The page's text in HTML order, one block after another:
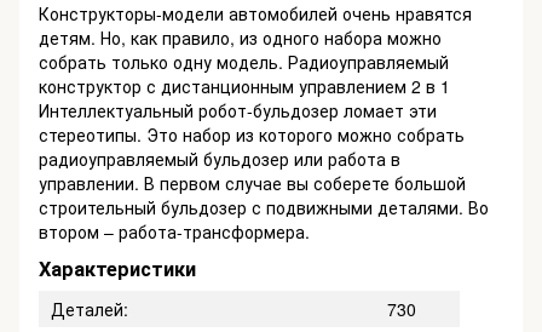
Конструкторы-модели автомобилей очень нравятся
детям. Но, как правило, из одного набора можно
собрать только одну модель. Радиоуправляемый
конструктор с дистанционным управлением 2 в 1
Интеллектуальный робот-бульдозер ломает эти
стереотипы. Это набор из которого можно собрать
радиоуправляемый бульдозер или работа в
управлении. В первом случае вы соберете большой
строительный бульдозер с подвижными деталями. Во
втором – работа-трансформера.
Характеристики
Деталей:
730